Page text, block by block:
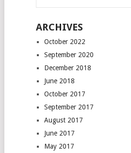
ARCHIVES
October 2022
September 2020
December 2018
June 2018
October 2017
September 2017
August 2017
June 2017
May 2017